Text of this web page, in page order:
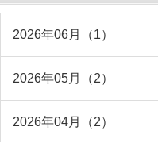
2026年06月（1）
2026年05月（2）
2026年04月（2）